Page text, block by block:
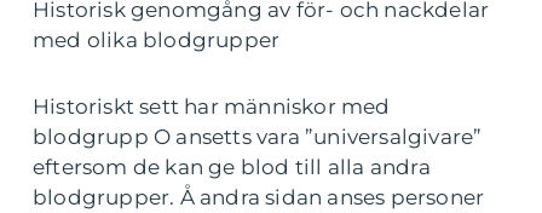
Historisk genomgång av för- och nackdelar
med olika blodgrupper
Historiskt sett har människor med
blodgrupp O ansetts vara ”universalgivare”
eftersom de kan ge blod till alla andra
blodgrupper. Å andra sidan anses personer